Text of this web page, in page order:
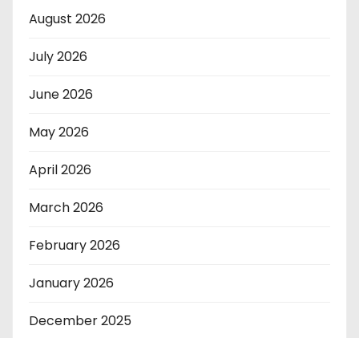
August 2026
July 2026
June 2026
May 2026
April 2026
March 2026
February 2026
January 2026
December 2025